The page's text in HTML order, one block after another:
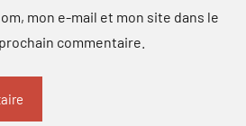
mon e-mail et mon site dans le
commentaire.